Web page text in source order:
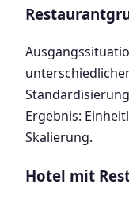
Ergebnis:
Skalierung.
Hotel mit